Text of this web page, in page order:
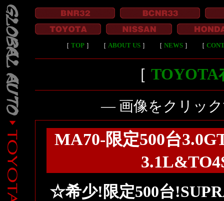
［ TOP］ ［ ABOUT US］ ［ NEWS］ ［
［ TOYOTA
― 画像をクリッ
MA70-限定500台
☆希少!限定500台